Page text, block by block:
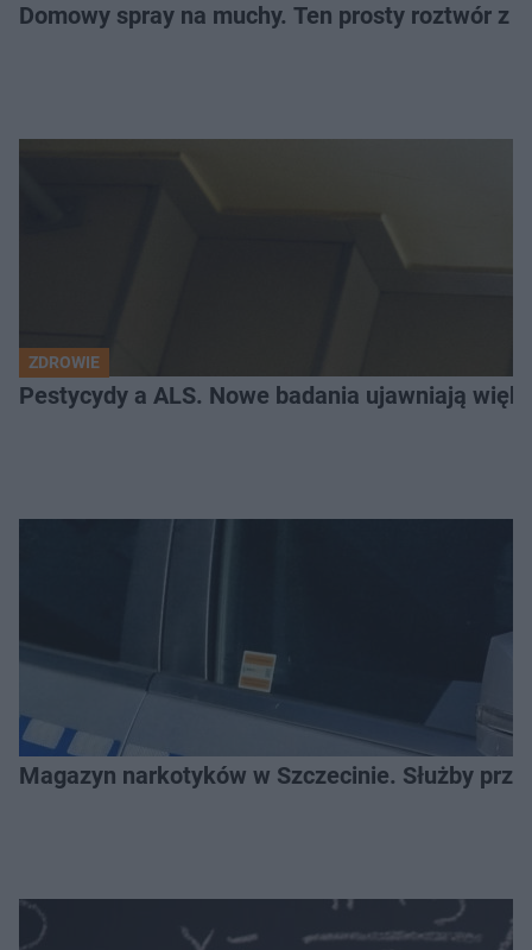
Domowy spray na muchy. Ten prosty roztwór z
ZDROWIE
Pestycydy a ALS. Nowe badania ujawniają
Magazyn narkotyków w Szczecinie. Służby